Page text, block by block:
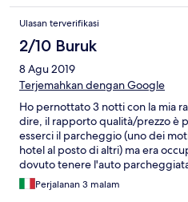
Ulasan terverifikasi
2/10 Buruk
8 Agu 2019
Terjemahkan dengan Google
Ho pernottato 3 notti con la mia
dire, il rapporto qualità/prezzo è
esserci il parcheggio (uno dei
hotel al posto di altri) ma era
dovuto tenere l'auto
nessuno ci ha avvisato che fosse
chiedere noi. Ma il principale
Perjalanan 3 malam